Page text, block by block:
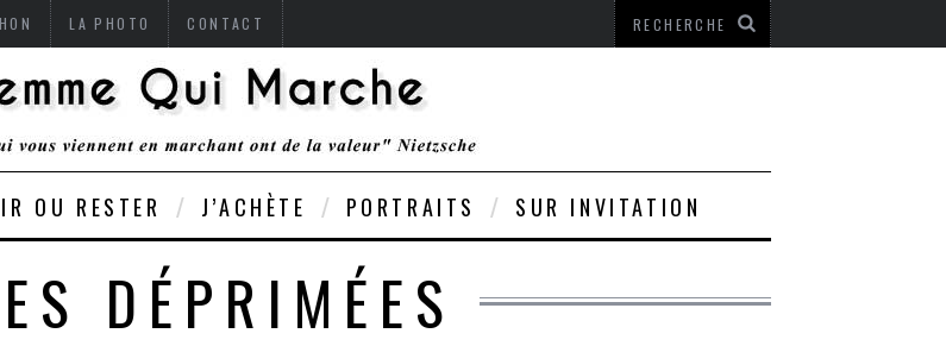
LA PHOTO CONTACT
OU RESTER J’ACHÈTE PORTRAITS SUR INVITATION
DÉPRIMÉES